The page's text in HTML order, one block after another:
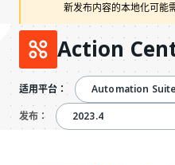
新发布内容的本地化可能
Action
适用平台：
Automation Suite
发布：
2023.42023.4